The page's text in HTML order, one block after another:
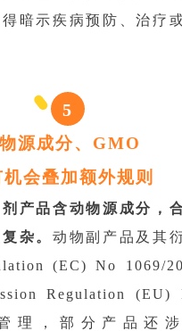
暗示疾病预防、治疗
5
源成分、GMO
会叠加额外规则
产品含动物源成分，
杂。 动物副产品及其
(EC) No 1069/
Regulation (EU)
管理，部分产品还涉